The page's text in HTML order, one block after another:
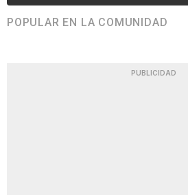
POPULAR EN LA COMUNIDAD
PUBLICIDAD